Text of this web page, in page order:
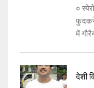
०
फुदकने
में
देशी